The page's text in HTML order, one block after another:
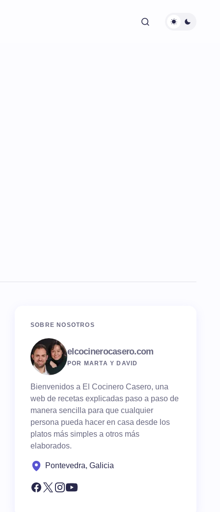
SOBRE NOSOTROS
elcocinerocasero.com
POR MARTA Y DAVID
Bienvenidos a El Cocinero Casero, una
web de recetas explicadas paso a paso de
manera sencilla para que cualquier
persona pueda hacer en casa desde los
platos más simples a otros más
elaborados.
Pontevedra, Galicia